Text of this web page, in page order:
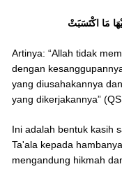
مَا اكْتَسَبَتْ
Artinya: “Allah tidak
dengan
yang diusahakannya
yang dikerjakannya”
Ini adalah bentuk kasih
Ta'ala kepada
mengandung hikmah